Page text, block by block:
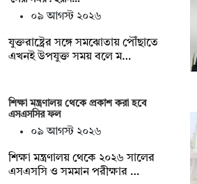
০৯ আগস্ট ২০২৬
যুক্তরাষ্ট্রের সঙ্গে সমঝোতায় পৌঁছাতে
এখনই উপযুক্ত সময় বলে ম…
শিক্ষা মন্ত্রণালয় থেকে প্রকাশ করা হবে
এসএসসির ফল
০৯ আগস্ট ২০২৬
শিক্ষা মন্ত্রণালয় থেকে ২০২৬ সালের
এসএসসি ও সমমান পরীক্ষার …